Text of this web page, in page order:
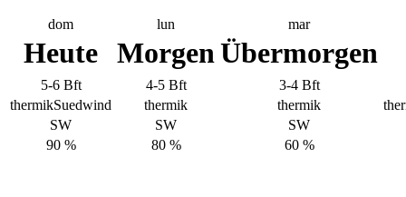
dom
Heute
5-6 Bft
thermikSuedwind
SW
90 %
lun
Morgen
4-5 Bft
thermik
SW
80 %
mar
Übermorgen
3-4 Bft
thermik
SW
60 %